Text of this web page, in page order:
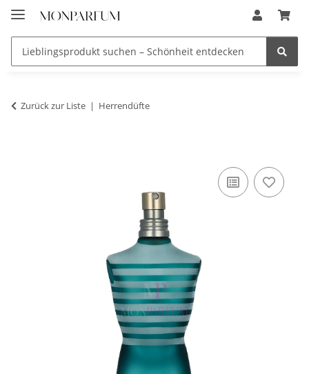
Zurück zur Liste Herrendüfte